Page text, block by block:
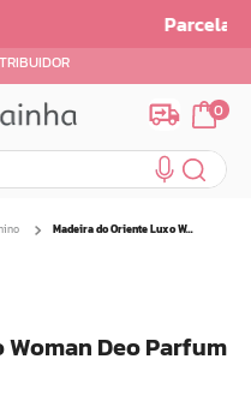
6x sem Juros
0
Madeira do Oriente Luxo Woman Deo Parfum Feminino 50ml
Deo Parfum